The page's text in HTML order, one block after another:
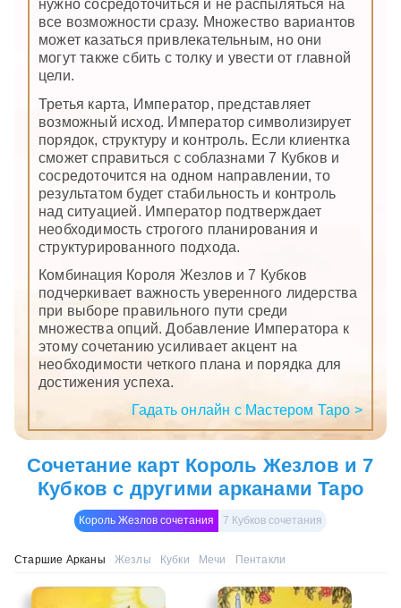
нужно сосредоточиться и не распыляться на
все возможности сразу. Множество вариантов
может казаться привлекательным, но они
могут также сбить с толку и увести от главной
цели.
Третья карта, Император, представляет
возможный исход. Император символизирует
порядок, структуру и контроль. Если клиентка
сможет справиться с соблазнами 7 Кубков и
сосредоточится на одном направлении, то
результатом будет стабильность и контроль
над ситуацией. Император подтверждает
необходимость строгого планирования и
структурированного подхода.
Комбинация Короля Жезлов и 7 Кубков
подчеркивает важность уверенного лидерства
при выборе правильного пути среди
множества опций. Добавление Императора к
этому сочетанию усиливает акцент на
необходимости четкого плана и порядка для
достижения успеха.
Гадать онлайн с Мастером Таро >
Сочетание карт Король Жезлов и 7
Кубков с другими арканами Таро
Король Жезлов сочетания 7 Кубков сочетания
Старшие Арканы Жезлы Кубки Мечи Пентакли